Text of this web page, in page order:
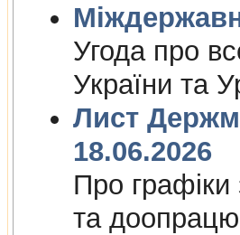
Угода про
України та
Лист
18.06.2026
Про графiки
та